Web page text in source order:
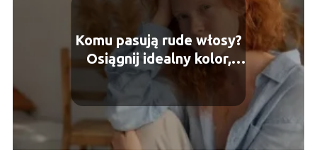
Komu pasują rude włosy?
Osiągnij idealny kolor,
który Cię wyróżni